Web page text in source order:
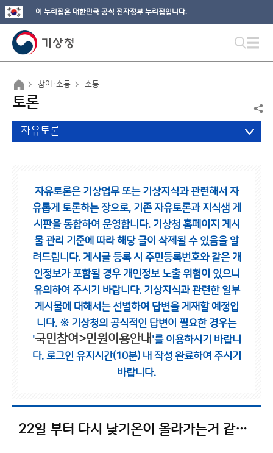
이 누리집은 대한민국 공식 전자정부 누리집입니다.
참여·소통 소통
토론
자유토론
자유토론은 기상업무 또는 기상지식과 관련해서 자
유롭게 토론하는 장으로, 기존 자유토론과 지식샘 게
시판을 통합하여 운영합니다. 기상청 홈페이지 게시
물 관리 기준에 따라 해당 글이 삭제될 수 있음을 알
려드립니다. 게시글 등록 시 주민등록번호와 같은 개
인정보가 포함될 경우 개인정보 노출 위험이 있으니
유의하여 주시기 바랍니다. 기상지식과 관련한 일부
게시물에 대해서는 선별하여 답변을 게재할 예정입
니다. ※ 기상청의 공식적인 답변이 필요한 경우는
'국민참여>민원이용안내 '를 이용하시기 바랍니
다. 로그인 유지시간(10분) 내 작성 완료하여 주시기
바랍니다.
22일 부터 다시 낮기온이 올라가는거 같네요